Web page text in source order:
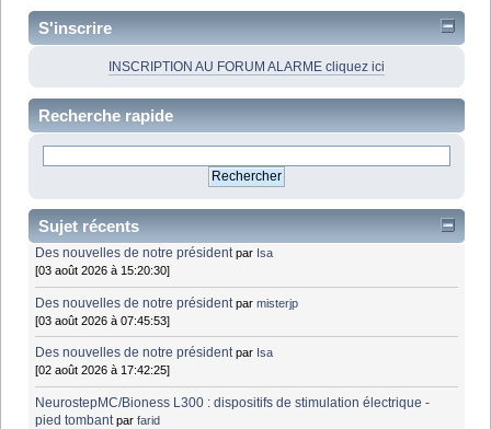
S'inscrire
INSCRIPTION AU FORUM ALARME cliquez ici
Recherche rapide
Sujet récents
Des nouvelles de notre président par Isa
[03 août 2026 à 15:20:30]
Des nouvelles de notre président parmisterjp
[03 août 2026 à 07:45:53]
Des nouvelles de notre président par Isa
[02 août 2026 à 17:42:25]
NeurostepMC/Bioness L300 : dispositifs de stimulation électrique -
pied tombant parfarid